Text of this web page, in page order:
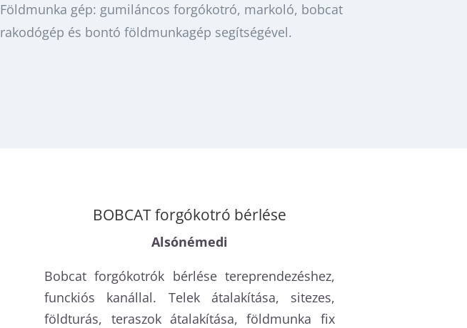
Földmunka gép: gumiláncos forgókotró, markoló, bobcat
rakodógép és bontó földmunkagép segítségével.
BOBCAT forgókotró bérlése
Alsónémedi
Bobcat forgókotrók bérlése tereprendezéshez,
funckiós kanállal. Telek átalakítása, sitezes,
földturás, teraszok átalakítása, földmunka fix